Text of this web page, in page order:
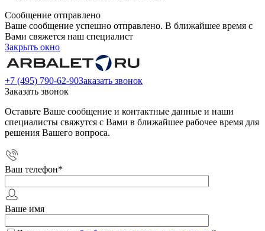
Сообщение отправлено
Ваше сообщение успешно отправлено. В ближайшее время с
Вами свяжется наш специалист
Закрыть окно
+7 (495) 790-62-90Заказать звонок
Заказать звонок
Оставьте Ваше сообщение и контактные данные и наши
специалисты свяжутся с Вами в ближайшее рабочее время для
решения Вашего вопроса.
Ваш телефон*
Ваше имя